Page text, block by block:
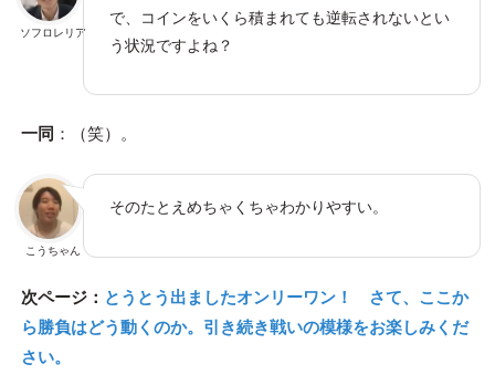
ソフロレリア
で、コインをいくら積まれても逆転されないとい
う状況ですよね？
一同 ：（笑）。
こうちゃん
そのたとえめちゃくちゃわかりやすい。
次ページ： とうとう出ましたオンリーワン！ さて、ここか
ら勝負はどう動くのか。引き続き戦いの模様をお楽しみくだ
さい。